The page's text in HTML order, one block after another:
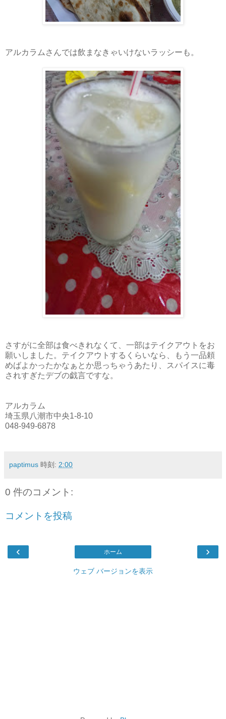
アルカラムさんでは飲まなきゃいけないラッシーも。
さすがに全部は食べきれなくて、一部はテイクアウトをお
願いしました。テイクアウトするくらいなら、もう一品頼
めばよかったかなぁとか思っちゃうあたり、スパイスに毒
されすぎたデブの戯言ですな。
アルカラム
埼玉県八潮市中央1-8-10
048-949-6878
paptimus 時刻: 2:00
0 件のコメント:
コメントを投稿
‹ ›
ホーム
ウェブ バージョンを表示